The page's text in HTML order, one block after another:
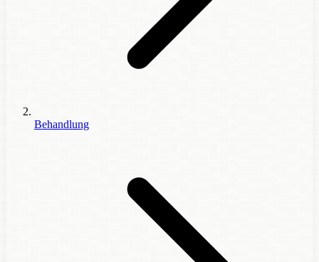
Behandlung